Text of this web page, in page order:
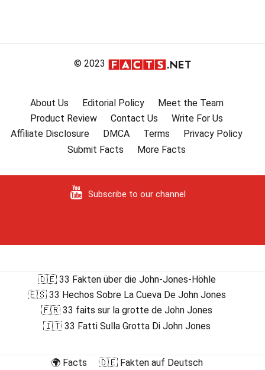
© 2023
About Us Editorial Policy
Meet the Team
Product Review
Contact Us
Write For Us
Affiliate Disclosure
DMCA Terms
Privacy Policy
Submit Facts
More Facts
Subscribe to our channel
🇩🇪 33 Fakten über die John-Jones-Höhle
🇪🇸 33 Hechos Sobre La Cueva De John Jones
🇫🇷 33 faits sur la grotte de John Jones
🇮🇹 33 Fatti Sulla Grotta Di John Jones
🌍 Facts 🇩🇪 Fakten auf Deutsch